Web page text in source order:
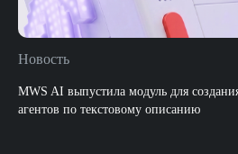
Новость
MWS AI выпустила модуль для
агентов по текстовому описанию